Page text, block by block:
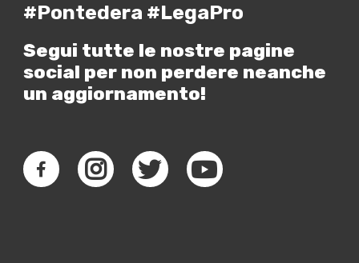
#Pontedera #LegaPro
Segui tutte le nostre pagine
social per non perdere neanche
un aggiornamento!